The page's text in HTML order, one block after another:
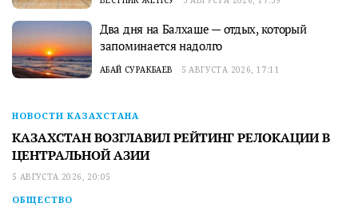
Два дня на Балхаше — отдых, который
запоминается надолго
АБАЙ СУРАКБАЕВ 5 АВГУСТА 2026, 17:11
НОВОСТИ КАЗАХСТАНА
КАЗАХСТАН ВОЗГЛАВИЛ РЕЙТИНГ РЕЛОКАЦИИ В
ЦЕНТРАЛЬНОЙ АЗИИ
5 АВГУСТА 2026, 20:05
ОБЩЕСТВО